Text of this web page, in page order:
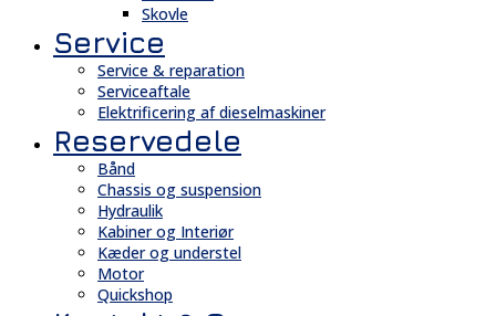
Skovle
Service
Service & reparation
Serviceaftale
Elektrificering af dieselmaskiner
Reservedele
Bånd
Chassis og suspension
Hydraulik
Kabiner og Interiør
Kæder og understel
Motor
Quickshop